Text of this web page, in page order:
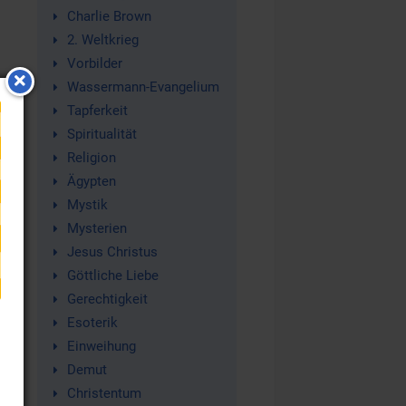
Charlie Brown
2. Weltkrieg
Vorbilder
Wassermann-Evangelium
Tapferkeit
Spiritualität
Religion
Ägypten
Mystik
Mysterien
Jesus Christus
Göttliche Liebe
Gerechtigkeit
Esoterik
Einweihung
Demut
Christentum